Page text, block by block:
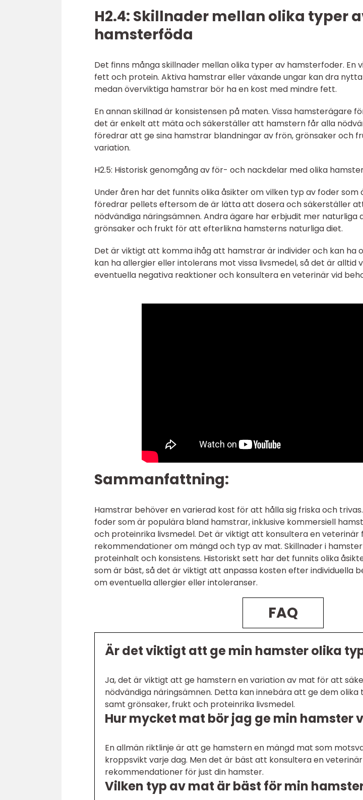
H2.4: Skillnader mellan olika typer
hamsterföda
Det finns många skillnader mellan olika typer av hamsterfoder. En
fett och protein. Aktiva hamstrar eller växande ungar kan dra
medan överviktiga hamstrar bör ha en kost med mindre fett.
En annan skillnad är konsistensen på maten. Vissa hamsterägare
det är enkelt att mäta och säkerställer att hamstern får alla
föredrar att ge sina hamstrar blandningar av frön, grönsaker och
variation.
H2.5: Historisk genomgång av för- och nackdelar med olika
Under åren har det funnits olika åsikter om vilken typ av foder som
föredrar pellets eftersom de är lätta att dosera och säkerställer
nödvändiga näringsämnen. Andra ägare har erbjudit mer naturliga
grönsaker och frukt för att efterlikna hamsterns naturliga diet.
Det är viktigt att komma ihåg att hamstrar är individer och kan ha
kan ha allergier eller intolerans mot vissa livsmedel, så det är alltid
eventuella negativa reaktioner och konsultera en veterinär vid
Sammanfattning:
Hamstrar behöver en varierad kost för att hålla sig friska och
foder som är populära bland hamstrar, inklusive kommersiell
och proteinrika livsmedel. Det är viktigt att konsultera en veterinär
rekommendationer om mängd och typ av mat. Skillnader i
proteinhalt och konsistens. Historiskt sett har det funnits olika
som är bäst, så det är viktigt att anpassa kosten efter individuella
om eventuella allergier eller intoleranser.
FAQ
Är det viktigt att ge min hamster olika
Ja, det är viktigt att ge hamstern en variation av mat för att
nödvändiga näringsämnen. Detta kan innebära att ge dem
samt grönsaker, frukt och proteinrika livsmedel.
Hur mycket mat bör jag ge min hamster
En allmän riktlinje är att ge hamstern en mängd mat som
kroppsvikt varje dag. Men det är bäst att konsultera en
rekommendationer för just din hamster.
Vilken typ av mat är bäst för min